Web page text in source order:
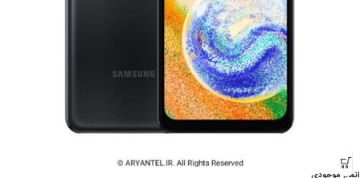
اتمام موجودی